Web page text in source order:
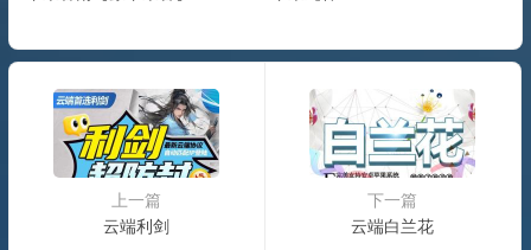
上一篇
云端利剑
下一篇
云端白兰花